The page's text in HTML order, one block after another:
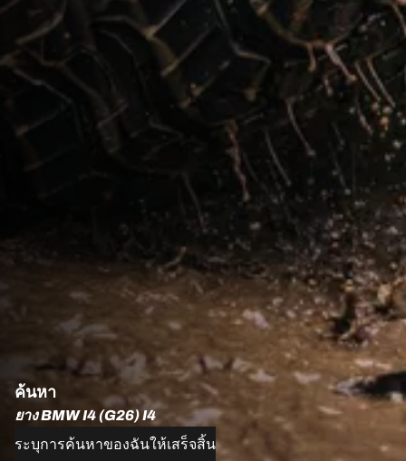
ค้นหา
ยาง BMW I4 (G26) I4
ระบุการค้นหาของฉันให้เสร็จสิ้น